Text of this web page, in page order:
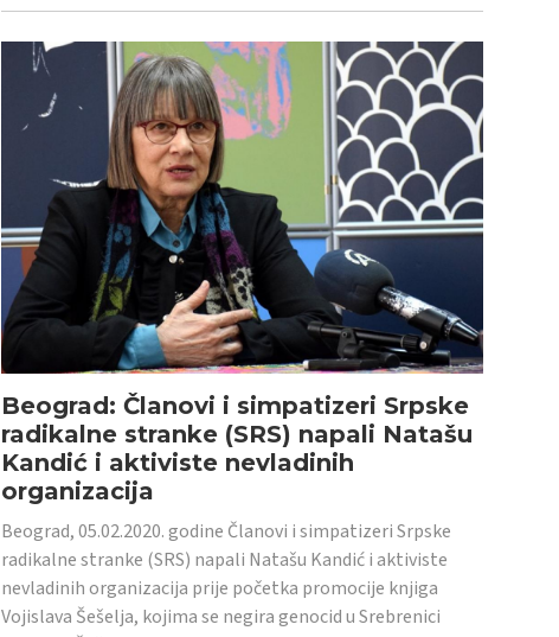
Beograd: Članovi i simpatizeri Srpske
radikalne stranke (SRS) napali Natašu
Kandić i aktiviste nevladinih
organizacija
Beograd, 05.02.2020. godine Članovi i simpatizeri Srpske
radikalne stranke (SRS) napali Natašu Kandić i aktiviste
nevladinih organizacija prije početka promocije knjiga
Vojislava Šešelja, kojima se negira genocid u Srebrenici